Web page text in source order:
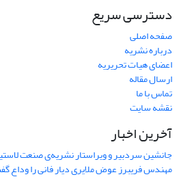
دسترسی سریع
صفحه اصلی
درباره نشریه
اعضای هیات تحریریه
ارسال مقاله
تماس با ما
نقشه سایت
آخرین اخبار
جانشین سردبیر و ویراستار نشریه‌ی صنعت
مهندس فریبرز عوض ملایری دیار فانی را وداع